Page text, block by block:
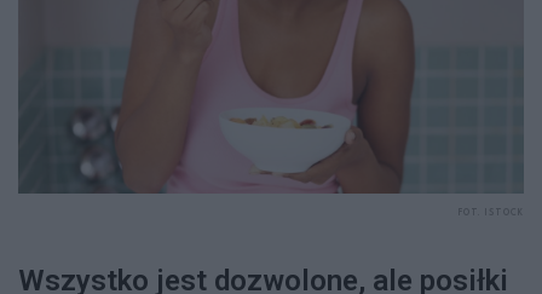
Wszystko jest dozwolone, ale posiłki